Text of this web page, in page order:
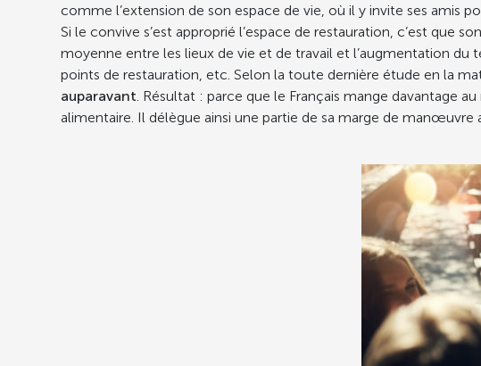
comme l’extension de son espace de vie, où il y invite ses amis
Si le convive s’est approprié l’espace de restauration, c’est que
moyenne entre les lieux de vie et de travail et l’augmentation du
points de restauration, etc. Selon la toute dernière étude en la
auparavant . Résultat : parce que le Français mange
alimentaire. Il délègue ainsi une partie de sa marge de manœuvre